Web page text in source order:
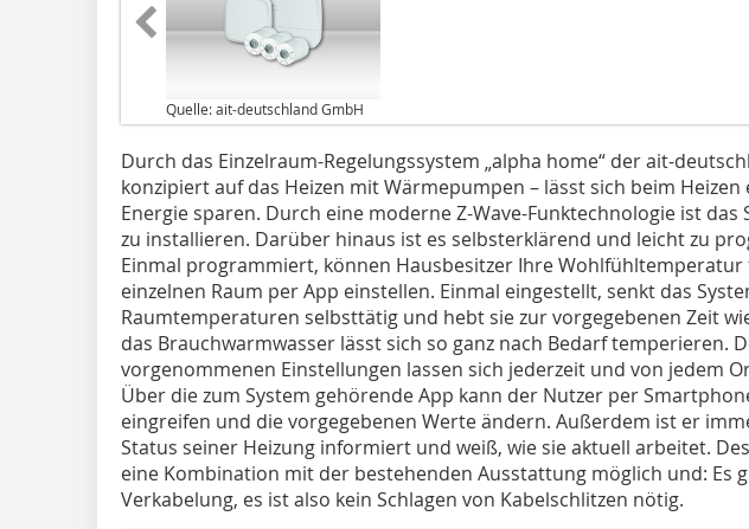
Quelle: ait-deutschland GmbH
Durch das Einzelraum-Regelungssystem „alpha home“ der ait-
konzipiert auf das Heizen mit Wärmepumpen – lässt sich beim Heizen
Energie sparen. Durch eine moderne Z-Wave-Funktechnologie ist das
zu installieren. Darüber hinaus ist es selbsterklärend und leicht zu
Einmal programmiert, können Hausbesitzer Ihre Wohlfühltemperatur
einzelnen Raum per App einstellen. Einmal eingestellt, senkt das
Raumtemperaturen selbsttätig und hebt sie zur vorgegebenen Zeit
das Brauchwarmwasser lässt sich so ganz nach Bedarf temperieren.
vorgenommenen Einstellungen lassen sich jederzeit und von jedem
Über die zum System gehörende App kann der Nutzer per
eingreifen und die vorgegebenen Werte ändern. Außerdem ist er
Status seiner Heizung informiert und weiß, wie sie aktuell arbeitet.
eine Kombination mit der bestehenden Ausstattung möglich und: Es
Verkabelung, es ist also kein Schlagen von Kabelschlitzen nötig.